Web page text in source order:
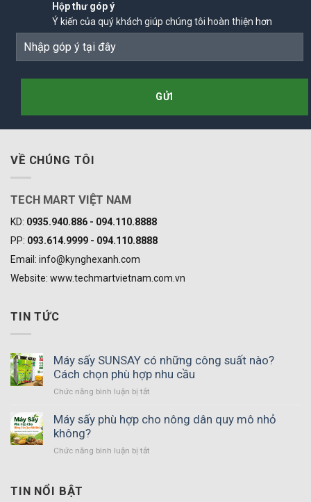
Hộp thư góp ý
Ý kiến của quý khách giúp chúng tôi hoàn thiện hơn
VỀ CHÚNG TÔI
TECH MART VIỆT NAM
KD: 0935.940.886 - 094.110.8888
PP: 093.614.9999 - 094.110.8888
Email: info@kynghexanh.com
Website: www.techmartvietnam.com.vn
TIN TỨC
Máy sấy SUNSAY có những công suất nào?
Cách chọn phù hợp nhu cầu
Chức năng bình luận bị tắt
sấy
Máy sấy phù hợp cho nông dân quy mô nhỏ
không?
Chức năng bình luận bị tắt
TIN NỔI BẬT